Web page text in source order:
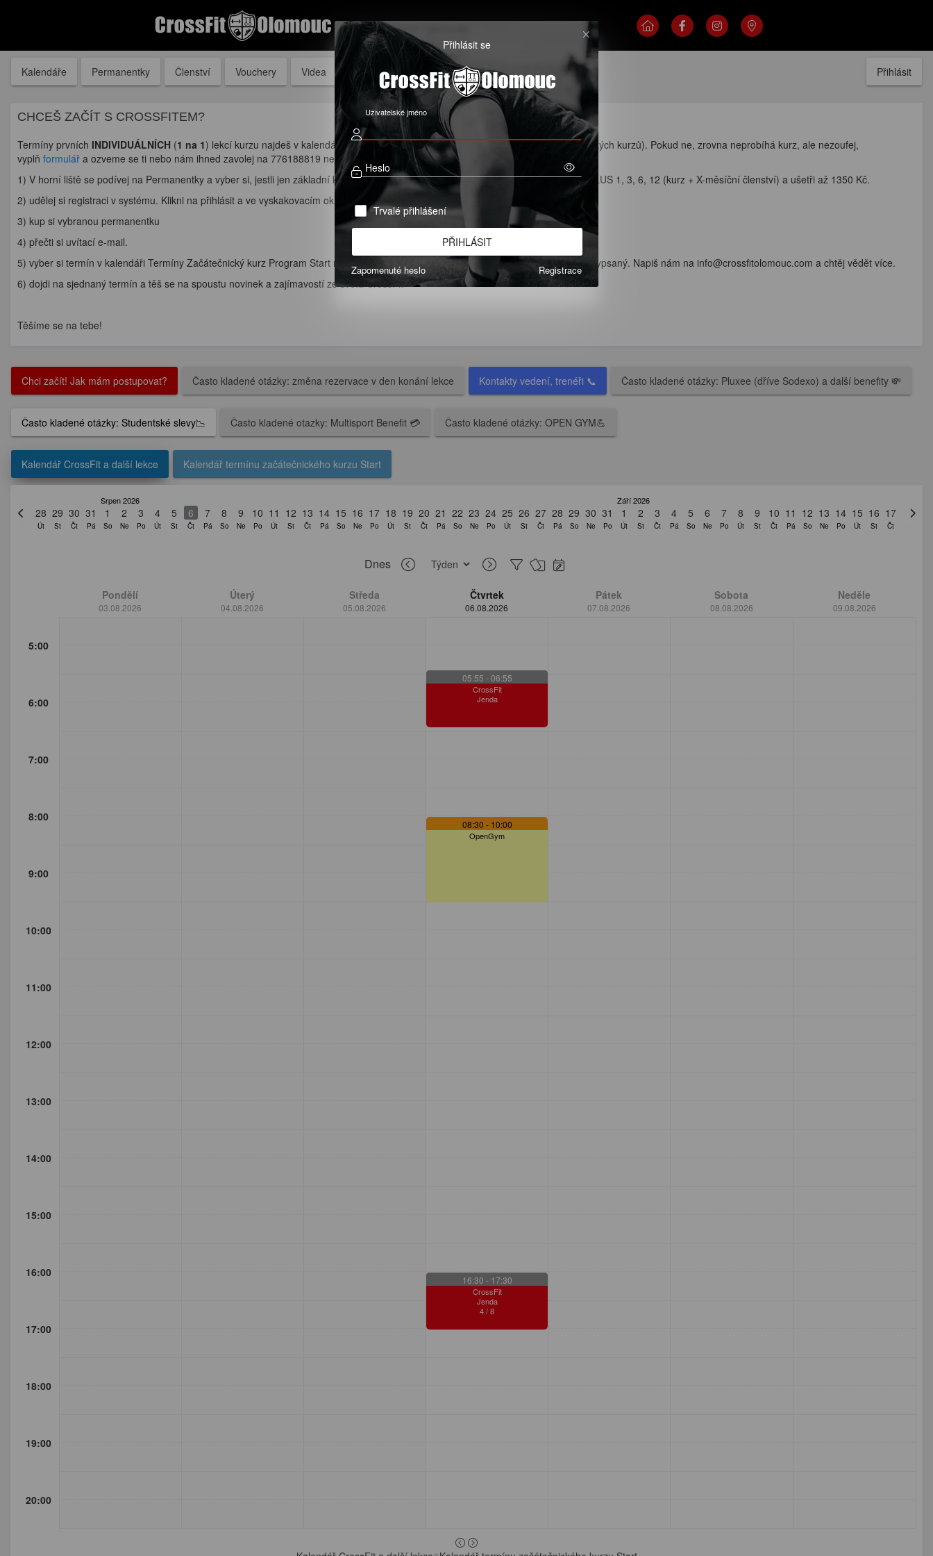
Přihlásit se
Uživatelské jméno
Heslo
Trvalé přihlášení
PŘIHLÁSIT
Zapomenuté heslo Registrace
Kalendáře Permanentky Členství Vouchery Videa Přihlásit
CHCEŠ ZAČÍT S CROSSFITEM?
Termíny prvních INDIVIDUÁLNÍCH (1 na 1) lekcí kurzu najdeš v kalendáři níže (modré tlačítko nad kalendářem Termíny začátečnických kurzů). Pokud ne, zrovna neprobíhá kurz, ale nezoufej,
vyplň formulář a ozveme se ti nebo nám ihned zavolej na 776188819 nebo napiš zprávu na e-mail info@crossfitolomouc.com
1) V horní liště se podívej na Permanentky a vyber si, jestli jen základní kurz Start (4 lekce) nebo super výhodnou kombinaci Start PLUS 1, 3, 6, 12 (kurz + X-měsíční členství) a ušetři až 1350 Kč.
2) udělej si registraci v systému. Klikni na přihlásit a ve vyskakovacím okně klikni na registrace.
3) kup si vybranou permanentku
4) přečti si uvítací e-mail.
5) vyber si termín v kalendáři Termíny Začátečnický kurz Program Start níže a přihlaš se na něj. Pokud jej nevidíš, není zatím kurz vypsaný. Napiš nám na info@crossfitolomouc.com a chtěj vědět více.
6) dojdi na sjednaný termín a těš se na spoustu novinek a zajímavostí ze světa CrossFit
Těšíme se na tebe!
Chci začít! Jak mám postupovat? Často kladené otázky: změna rezervace v den konání lekce Kontakty vedení, trenéři 📞 Často kladené otázky: Pluxee (dříve Sodexo) a další benefity 💸
Často kladené otázky: Studentské slevy📉 Často kladené otazky: Multisport Benefit 💳 Často kladené otázky: OPEN GYM💪
Kalendář CrossFit a další lekce Kalendář termínu začátečnického kurzu Start
27 28
Út
29
St
30
Čt
31
Pá
1
So
Srpen 2026
2
Ne
3
Po
4
Út
5
St
6
Čt
7
Pá
8
So
9
Ne
10
Po
11
Út
12
St
13
Čt
14
Pá
15
So
16
Ne
17
Po
18
Út
19
St
20
Čt
21
Pá
22
So
23
Ne
24
Po
25
Út
26
St
27
Čt
28
Pá
29
So
30
Ne
31
Po
1
Út
Září 2026
2
St
3
Čt
4
Pá
5
So
6
Ne
7
Po
8
Út
9
St
10
Čt
11
Pá
12
So
13
Ne
14
Po
15
Út
16
St
17
Čt
18
Dnes
Pondělí
03.08.2026
Úterý
04.08.2026
Středa
05.08.2026
Čtvrtek
06.08.2026
Pátek
07.08.2026
Sobota
08.08.2026
Neděle
09.08.2026
5:00
6:00
7:00
8:00
9:00
10:00
11:00
12:00
13:00
14:00
15:00
16:00
17:00
18:00
19:00
20:00
05:55 - 06:55
CrossFit
Jenda
08:30 - 10:00
OpenGym
16:30 - 17:30
CrossFit
Jenda
4/8